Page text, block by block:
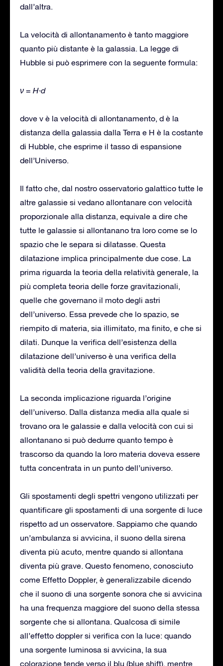
dall’altra.
La velocità di allontanamento è tanto maggiore
quanto più distante è la galassia. La legge di
Hubble si può esprimere con la seguente formula:
ν = H∙d
dove v è la velocità di allontanamento, d è la
distanza della galassia dalla Terra e H è la costante
di Hubble, che esprime il tasso di espansione
dell’Universo.
Il fatto che, dal nostro osservatorio galattico tutte le
altre galassie si vedano allontanare con velocità
proporzionale alla distanza, equivale a dire che
tutte le galassie si allontanano tra loro come se lo
spazio che le separa si dilatasse. Questa
dilatazione implica principalmente due cose. La
prima riguarda la teoria della relatività generale, la
più completa teoria delle forze gravitazionali,
quelle che governano il moto degli astri
dell’universo. Essa prevede che lo spazio, se
riempito di materia, sia illimitato, ma finito, e che si
dilati. Dunque la verifica dell’esistenza della
dilatazione dell’universo è una verifica della
validità della teoria della gravitazione.
La seconda implicazione riguarda l’origine
dell’universo. Dalla distanza media alla quale si
trovano ora le galassie e dalla velocità con cui si
allontanano si può dedurre quanto tempo è
trascorso da quando la loro materia doveva essere
tutta concentrata in un punto dell’universo.
Gli spostamenti degli spettri vengono utilizzati per
quantificare gli spostamenti di una sorgente di luce
rispetto ad un osservatore. Sappiamo che quando
un’ambulanza si avvicina, il suono della sirena
diventa più acuto, mentre quando si allontana
diventa più grave. Questo fenomeno, conosciuto
come Effetto Doppler, è generalizzabile dicendo
che il suono di una sorgente sonora che si avvicina
ha una frequenza maggiore del suono della stessa
sorgente che si allontana. Qualcosa di simile
all’effetto doppler si verifica con la luce: quando
una sorgente luminosa si avvicina, la sua
colorazione tende verso il blu (blue shift), mentre